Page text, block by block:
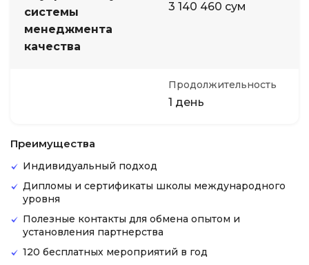
системы
менеджмента
качества
3 140 460 сум
Продолжительность
1 день
Преимущества
Индивидуальный подход
Дипломы и сертификаты школы международного
уровня
Полезные контакты для обмена опытом и
установления партнерства
120 бесплатных мероприятий в год